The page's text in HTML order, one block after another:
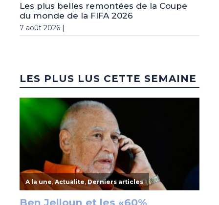
Les plus belles remontées de la Coupe
du monde de la FIFA 2026
7 août 2026 |
LES PLUS LUS CETTE SEMAINE